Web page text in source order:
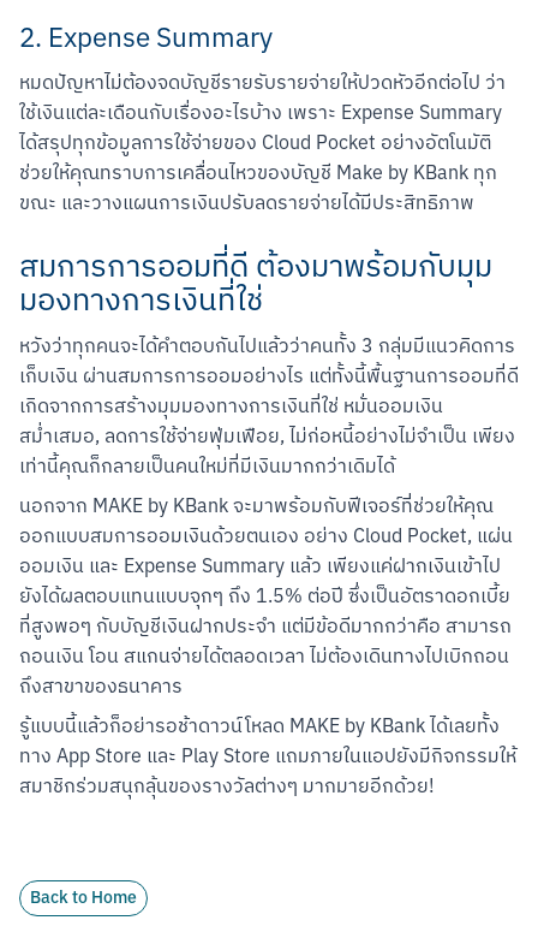
2. Expense Summary
หมดปัญหาไม่ต้องจดบัญชีรายรับรายจ่ายให้ปวดหัวอีกต่อไป ว่า
ใช้เงินแต่ละเดือนกับเรื่องอะไรบ้าง เพราะ Expense Summary
ได้สรุปทุกข้อมูลการใช้จ่ายของ Cloud Pocket อย่างอัตโนมัติ
ช่วยให้คุณทราบการเคลื่อนไหวของบัญชี Make by KBank ทุก
ขณะ และวางแผนการเงินปรับลดรายจ่ายได้มีประสิทธิภาพ
สมการการออมที่ดี ต้องมาพร้อมกับมุม
มองทางการเงินที่ใช่
หวังว่าทุกคนจะได้คำตอบกันไปแล้วว่าคนทั้ง 3 กลุ่มมีแนวคิดการ
เก็บเงิน ผ่านสมการการออมอย่างไร แต่ทั้งนี้พื้นฐานการออมที่ดี
เกิดจากการสร้างมุมมองทางการเงินที่ใช่ หมั่นออมเงิน
สม่ำเสมอ, ลดการใช้จ่ายฟุ่มเฟือย, ไม่ก่อหนี้อย่างไม่จำเป็น เพียง
เท่านี้คุณก็กลายเป็นคนใหม่ที่มีเงินมากกว่าเดิมได้
นอกจาก MAKE by KBank จะมาพร้อมกับฟีเจอร์ที่ช่วยให้คุณ
ออกแบบสมการออมเงินด้วยตนเอง อย่าง Cloud Pocket, แผ่น
ออมเงิน และ Expense Summary แล้ว เพียงแค่ฝากเงินเข้าไป
ยังได้ผลตอบแทนแบบจุกๆ ถึง 1.5% ต่อปี ซึ่งเป็นอัตราดอกเบี้ย
ที่สูงพอๆ กับบัญชีเงินฝากประจำ แต่มีข้อดีมากกว่าคือ สามารถ
ถอนเงิน โอน สแกนจ่ายได้ตลอดเวลา ไม่ต้องเดินทางไปเบิกถอน
ถึงสาขาของธนาคาร
รู้แบบนี้แล้วก็อย่ารอช้าดาวน์โหลด MAKE by KBank ได้เลยทั้ง
ทาง App Store และ Play Store แถมภายในแอปยังมีกิจกรรมให้
สมาชิกร่วมสนุกลุ้นของรางวัลต่างๆ มากมายอีกด้วย!
Back to Home